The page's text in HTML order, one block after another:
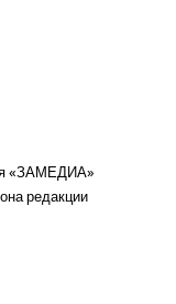
«ЗАМЕДИА»
редакции